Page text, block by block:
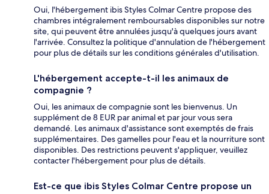
Oui, l'hébergement ibis Styles Colmar Centre propose des
chambres intégralement remboursables disponibles sur notre
site, qui peuvent être annulées jusqu'à quelques jours avant
l'arrivée. Consultez la politique d'annulation de l'hébergement
pour plus de détails sur les conditions générales d'utilisation.
L'hébergement accepte-t-il les animaux de
compagnie ?
Oui, les animaux de compagnie sont les bienvenus. Un
supplément de 8 EUR par animal et par jour vous sera
demandé. Les animaux d'assistance sont exemptés de frais
supplémentaires. Des gamelles pour l'eau et la nourriture sont
disponibles. Des restrictions peuvent s'appliquer, veuillez
contacter l'hébergement pour plus de détails.
Est-ce que ibis Styles Colmar Centre propose un